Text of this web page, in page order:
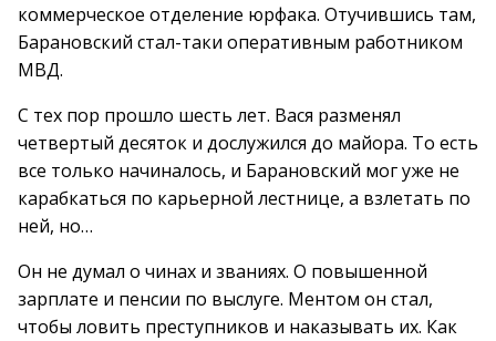
коммерческое отделение юрфака. Отучившись там,
Барановский стал-таки оперативным работником
МВД.
С тех пор прошло шесть лет. Вася разменял
четвертый десяток и дослужился до майора. То есть
все только начиналось, и Барановский мог уже не
карабкаться по карьерной лестнице, а взлетать по
ней, но…
Он не думал о чинах и званиях. О повышенной
зарплате и пенсии по выслуге. Ментом он стал,
чтобы ловить преступников и наказывать их. Как